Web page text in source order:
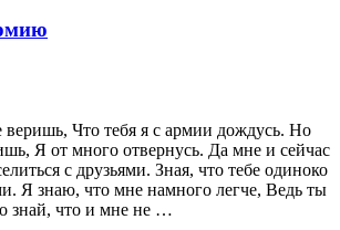
Что тебя я с армии дождусь. Но
Я от много отвернусь. Да мне и сейчас
с друзьями. Зная, что тебе одиноко
Я знаю, что мне намного легче, Ведь ты
знай, что и мне не …